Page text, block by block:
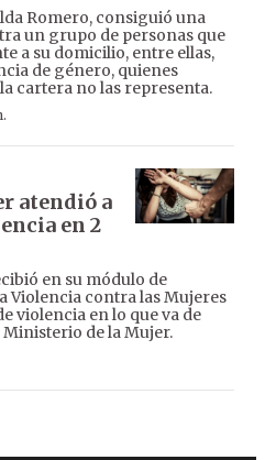
Romero, consiguió una
un grupo de personas que
a su domicilio, entre ellas,
de género, quienes
cartera no las representa.
atendió a
en 2
en su módulo de
Violencia contra las Mujeres
violencia en lo que va de
de la Mujer.